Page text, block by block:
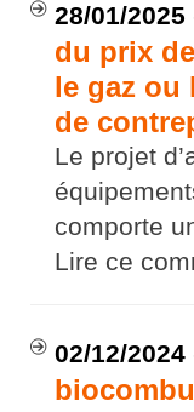
28/01/2025
du prix
le gaz ou
de
Le projet
comporte
Lire ce
02/12/2024